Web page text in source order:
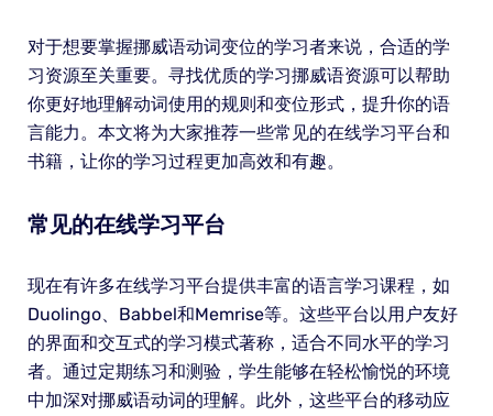
对于想要掌握挪威语动词变位的学习者来说，合适的学
习资源至关重要。寻找优质的学习挪威语资源可以帮助
你更好地理解动词使用的规则和变位形式，提升你的语
言能力。本文将为大家推荐一些常见的在线学习平台和
书籍，让你的学习过程更加高效和有趣。
常见的在线学习平台
现在有许多在线学习平台提供丰富的语言学习课程，如
Duolingo、Babbel和Memrise等。这些平台以用户友好
的界面和交互式的学习模式著称，适合不同水平的学习
者。通过定期练习和测验，学生能够在轻松愉悦的环境
中加深对挪威语动词的理解。此外，这些平台的移动应